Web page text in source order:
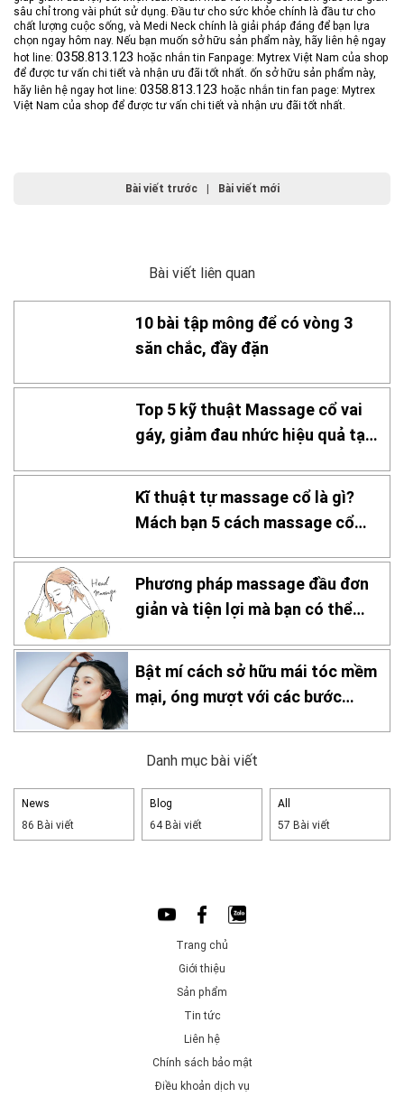
sâu chỉ trong vài phút sử dụng. Đầu tư cho sức khỏe chính là đầu tư cho
chất lượng cuộc sống, và Medi Neck chính là giải pháp đáng để bạn lựa
chọn ngay hôm nay. Nếu bạn muốn sở hữu sản phẩm này, hãy liên hệ ngay
hot line: 0358.813.123 hoặc nhắn tin Fanpage: Mytrex Việt Nam của shop
để được tư vấn chi tiết và nhận ưu đãi tốt nhất. ốn sở hữu sản phẩm này,
hãy liên hệ ngay hot line: 0358.813.123 hoặc nhắn tin fan page: Mytrex
Việt Nam của shop để được tư vấn chi tiết và nhận ưu đãi tốt nhất.
Bài viết trước | Bài viết mới
Bài viết liên quan
10 bài tập mông để có vòng 3
săn chắc, đầy đặn
Top 5 kỹ thuật Massage cổ vai
gáy, giảm đau nhức hiệu quả tại
Kĩ thuật tự massage cổ là gì?
Mách bạn 5 cách massage cổ
Phương pháp massage đầu đơn
giản và tiện lợi mà bạn có thể
Bật mí cách sở hữu mái tóc mềm
mại, óng mượt với các bước
Danh mục bài viết
News
86 Bài viết
Blog
64 Bài viết
All
57 Bài viết
Trang chủ
Giới thiệu
Sản phẩm
Tin tức
Liên hệ
Chính sách bảo mật
Điều khoản dịch vụ